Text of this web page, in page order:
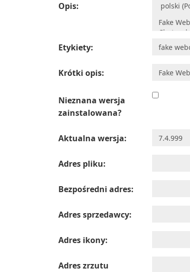
Opis:
Etykiety:
Krótki opis:
Nieznana wersja
zainstalowana?
Aktualna wersja:
Adres pliku:
Bezpośredni adres:
Adres sprzedawcy:
Adres ikony:
Adres zrzutu